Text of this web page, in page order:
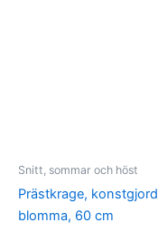
Snitt, sommar och höst
Prästkrage, konstgjord
blomma, 60 cm